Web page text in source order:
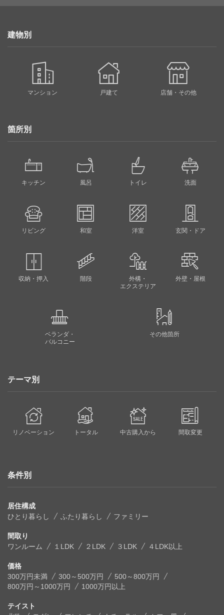
建物別
マンション 戸建て 店舗・その他
箇所別
キッチン 風呂 トイレ 洗面
リビング 和室 洋室 玄関・ドア
収納・押入 階段
外構・
エクステリア
外壁・屋根
ベランダ・
バルコニー
その他箇所
テーマ別
リノベーション トータル 中古購入から 間取変更
条件別
居住構成
ひとり暮らし
ふたり暮らし ファミリー
間取り
ワンルーム
１LDK ２LDK ３LDK ４LDK以上
価格
300万円未満
300～500万円
500～800万円
800万円～1000万円
1000万円以上
テイスト